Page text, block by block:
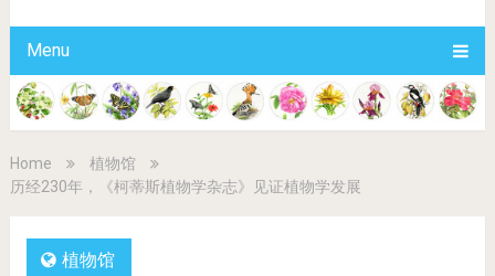
Menu
Home
植物馆
历经230年，《柯蒂斯植物学杂志》见证植物学发展
植物馆